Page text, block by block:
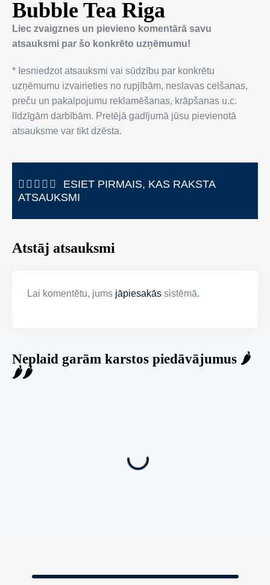
Bubble Tea Riga
Liec zvaigznes un pievieno komentārā savu
atsauksmi par šo konkrēto uzņēmumu!
* Iesniedzot atsauksmi vai sūdzību par konkrētu
uzņēmumu izvairieties no rupjībām, neslavas celšanas,
preču un pakalpojumu reklamēšanas, krāpšanas u.c.
līdzīgām darbībām. Pretējā gadījumā jūsu pievienotā
atsauksme var tikt dzēsta.
ESIET PIRMAIS, KAS RAKSTA
ATSAUKSMI
Atstāj atsauksmi
Lai komentētu, jums jāpiesakās sistēmā.
Neplaid garām karstos piedāvājumus 🌶️
🌶️🌶️
80 Ha Daudzfunkcionāls Investīciju Īpašums-
Zivju Audzētava, Brīvdienu Mājas, Briežu Dārzs